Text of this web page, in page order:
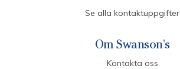
Se alla kontaktuppgifter
Om Swanson's
Kontakta oss